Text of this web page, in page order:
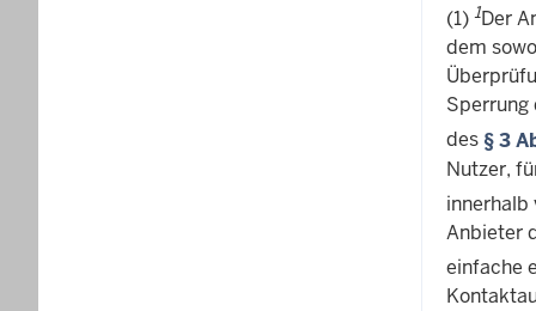
(1) 1Der
dem
Sperrung
des § 3
Nutzer,
innerhalb
Anbieter
einfache